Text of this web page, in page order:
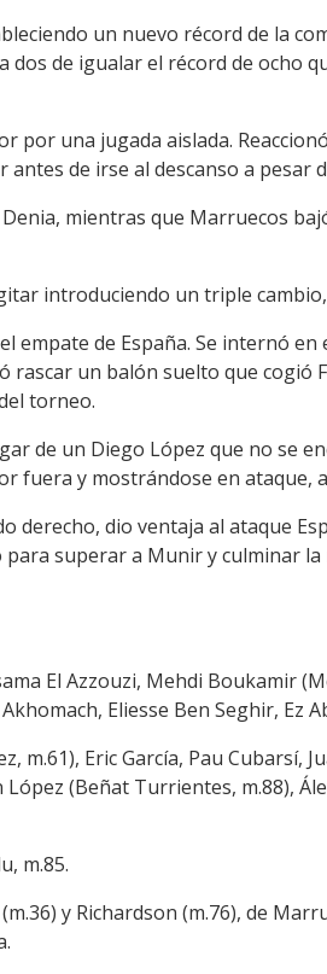
un nuevo récord de la
de igualar el récord de ocho
por una jugada aislada.
de irse al descanso a pesar
mientras que Marruecos
introduciendo un triple
de España. Se internó en
un balón suelto que cogió
torneo.
de un Diego López que no se
fuera y mostrándose en ataque,
derecho, dio ventaja al ataque
superar a Munir y culminar la
El Azzouzi, Mehdi Boukamir
Eliesse Ben Seghir, Ez
m.61), Eric García, Pau Cubarsí,
(Beñat Turrientes, m.88),
m.85.
y Richardson (m.76), de